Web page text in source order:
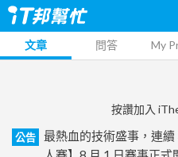
文章 問答 My
按讚加入
公告
最熱血的技術盛事，連